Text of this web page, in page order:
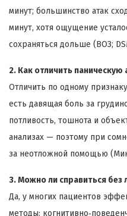
минут; большинство атак
минут, хотя ощущение
сохраняться дольше (ВОЗ;
2. Как отличить паническую
Отличить по одному
есть давящая боль за
потливость, тошнота и
анализах — поэтому при
за неотложной помощью
3. Можно ли справиться без
Да, у многих пациентов
методы: